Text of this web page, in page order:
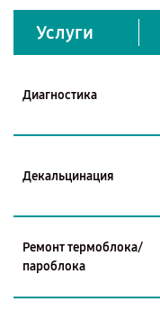
Услуги
Диагностика
Декальцинация
Ремонт термоблока/
пароблока